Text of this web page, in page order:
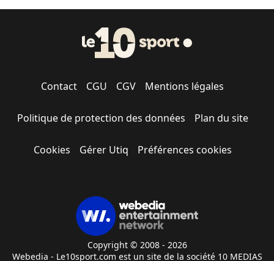
Contact CGU CGV Mentions légales
Politique de protection des données Plan du site
Cookies Gérer Utiq Préférences cookies
Copyright © 2008 - 2026
Webedia - Le10sport.com est un site de la société 10 MEDIAS